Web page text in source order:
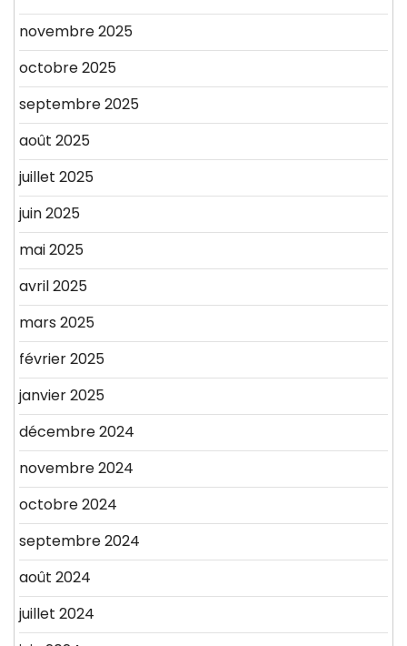
novembre 2025
octobre 2025
septembre 2025
août 2025
juillet 2025
juin 2025
mai 2025
avril 2025
mars 2025
février 2025
janvier 2025
décembre 2024
novembre 2024
octobre 2024
septembre 2024
août 2024
juillet 2024